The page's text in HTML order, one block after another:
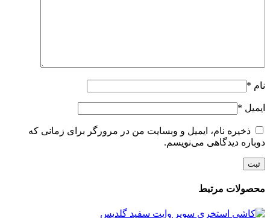
نام *
ایمیل *
ذخیره نام، ایمیل و وبسایت من در مرورگر برای زمانی که
دوباره دیدگاهی می‌نویسم.
محصولات مرتبط